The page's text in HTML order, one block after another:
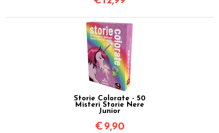
Storie Colorate - 50
Misteri Storie Nere
Junior
€ 9,90